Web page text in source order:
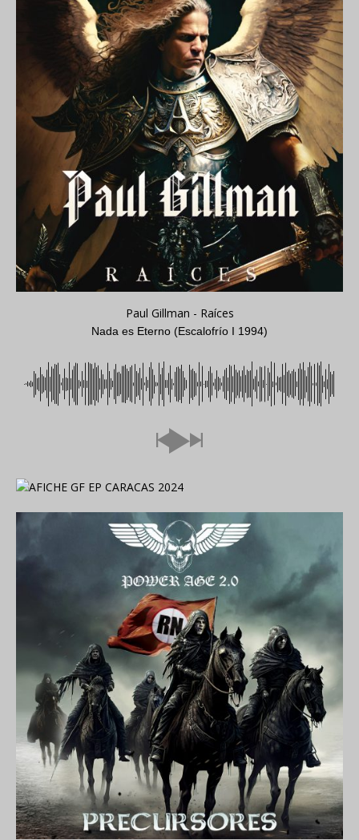
Paul Gillman - Raíces
Nada es Eterno (Escalofrío I 1994)